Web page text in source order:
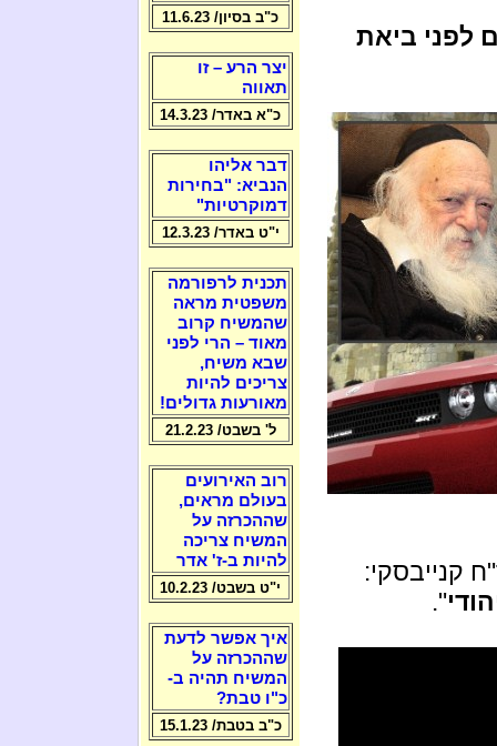
לפני ביאת
קנייבסקי:
".
כ"ב בסיון/ 11.6.23
יצר הרע – זו
תאווה
כ"א באדר/ 14.3.23
דבר אליהו
הנביא: "בחירות
דמוקרטיות"
י"ט באדר/ 12.3.23
תכנית לרפורמה
משפטית מראה
שהמשיח קרוב
מאוד – הרי לפני
שבא משיח,
צריכים להיות
מאורעות גדולים!
ל' בשבט/ 21.2.23
רוב האירועים
בעולם מראים,
שההכרזה על
המשיח צריכה
להיות ב-ז' אדר
י"ט בשבט/ 10.2.23
איך אפשר לדעת
שההכרזה על
המשיח תהיה ב-
כ"ו טבת?
כ"ב בטבת/ 15.1.23